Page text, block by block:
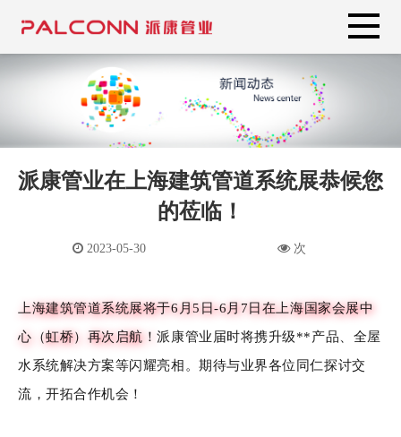
派康管业在上海建筑管道系统展恭候您
的莅临！
2023-05-30 次
上海建筑管道系统展将于6月5日-6月7日在上海国家会展中
心（虹桥）再次启航！派康管业届时将携升级**产品、全屋
水系统解决方案等闪耀亮相。期待与业界各位同仁探讨交
流，开拓合作机会！